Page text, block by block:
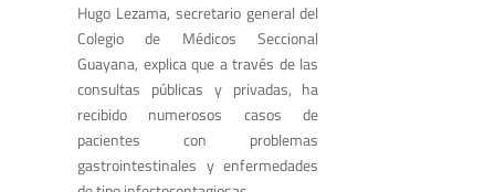
Hugo Lezama, secretario general del
Colegio de Médicos Seccional
Guayana, explica que a través de las
consultas públicas y privadas, ha
recibido numerosos casos de
pacientes con problemas
gastrointestinales y enfermedades